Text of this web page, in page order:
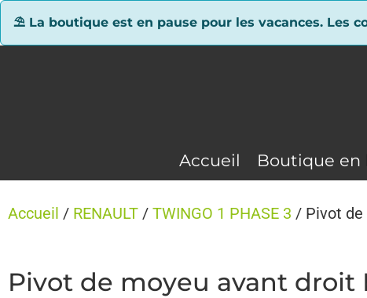
⛱ La boutique est en pause pour les vacances. Les
Accueil Boutique en
Accueil / RENAULT / TWINGO 1 PHASE 3 / Pivot de
Pivot de moyeu avant droit
Panneau de gestion des cookies